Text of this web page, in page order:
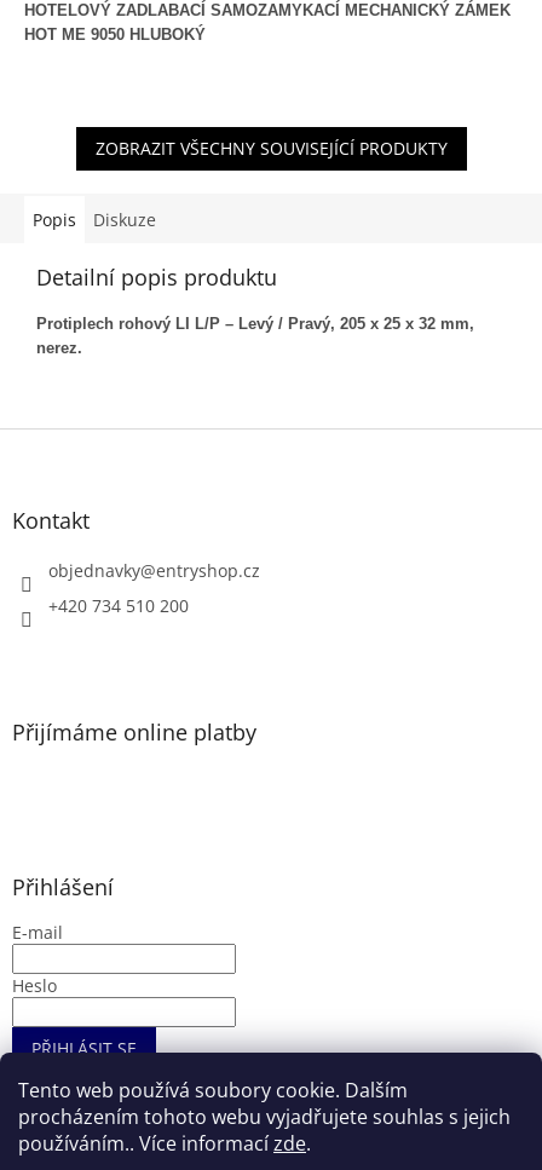
Tento web používá soubory cookie. Dalším
procházením tohoto webu vyjadřujete souhlas s jejich
používáním.. Více informacízde.
HOTELOVÝ ZADLABACÍ SAMOZAMYKACÍ MECHANICKÝ ZÁMEK
HOT ME 9050 HLUBOKÝ
ZOBRAZIT VŠECHNY SOUVISEJÍCÍ PRODUKTY
Popis Diskuze
Detailní popis produktu
Protiplech rohový LI L/P – Levý / Pravý, 205 x 25 x 32 mm,
nerez.
Z
Kontakt
objednavky@entryshop.cz
+420 734 510 200
Přijímáme online platby
Přihlášení
E-mail
Heslo
PŘIHLÁSIT SE
Nová registraceZapomenuté heslo